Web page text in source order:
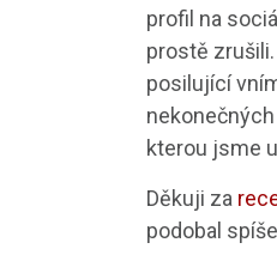
profil na
prostě
posilující
kterou jsme
Děkuji za
podobal